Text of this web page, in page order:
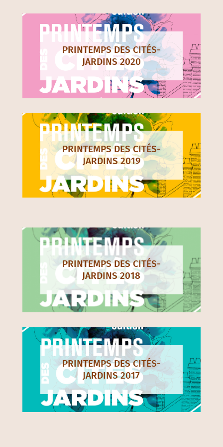
PRINTEMPS DES CITÉS-
JARDINS 2020
PRINTEMPS DES CITÉS-
JARDINS 2019
PRINTEMPS DES CITÉS-
JARDINS 2018
PRINTEMPS DES CITÉS-
JARDINS 2017